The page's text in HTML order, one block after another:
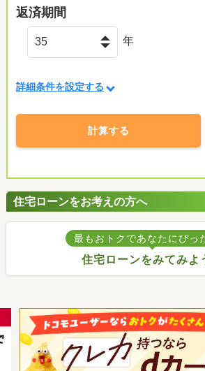
返済期間
年
詳細条件を設定する
計算する
住宅ローンをお考えの方へ
最もおトクであなたにぴっ
住宅ローンをみてみよ